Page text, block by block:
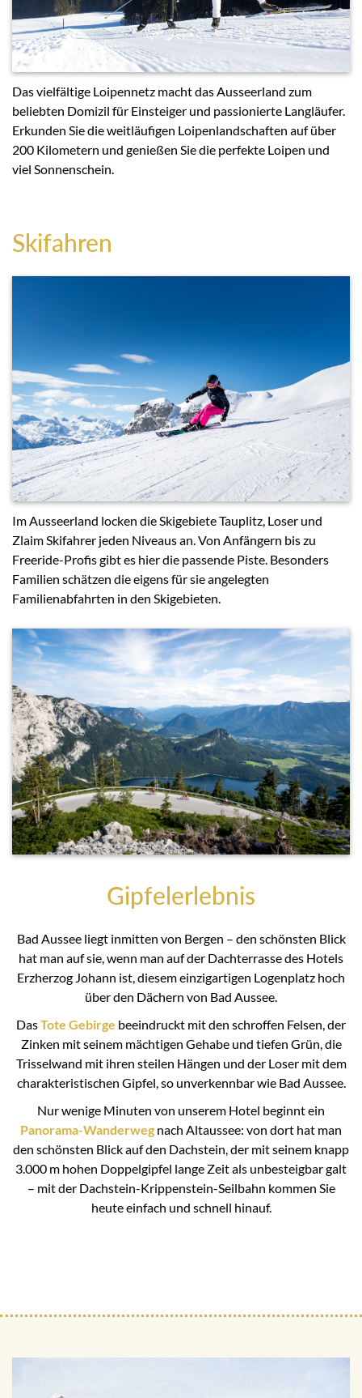
Das vielfältige Loipennetz macht das Ausseerland zum
beliebten Domizil für Einsteiger und passionierte Langläufer.
Erkunden Sie die weitläufigen Loipenlandschaften auf über
200 Kilometern und genießen Sie die perfekte Loipen und
viel Sonnenschein.
Skifahren
Im Ausseerland locken die Skigebiete Tauplitz, Loser und
Zlaim Skifahrer jeden Niveaus an. Von Anfängern bis zu
Freeride-Profis gibt es hier die passende Piste. Besonders
Familien schätzen die eigens für sie angelegten
Familienabfahrten in den Skigebieten.
Gipfelerlebnis
Bad Aussee liegt inmitten von Bergen – den schönsten Blick
hat man auf sie, wenn man auf der Dachterrasse des Hotels
Erzherzog Johann ist, diesem einzigartigen Logenplatz hoch
über den Dächern von Bad Aussee.
DasTote Gebirge beeindruckt mit den schroffen Felsen, der
Zinken mit seinem mächtigen Gehabe und tiefen Grün, die
Trisselwand mit ihren steilen Hängen und der Loser mit dem
charakteristischen Gipfel, so unverkennbar wie Bad Aussee.
Nur wenige Minuten von unserem Hotel beginnt ein
Panorama-Wanderweg nach Altaussee: von dort hat man
den schönsten Blick auf den Dachstein, der mit seinem knapp
3.000 m hohen Doppelgipfel lange Zeit als unbesteigbar galt
– mit der Dachstein-Krippenstein-Seilbahn kommen Sie
heute einfach und schnell hinauf.